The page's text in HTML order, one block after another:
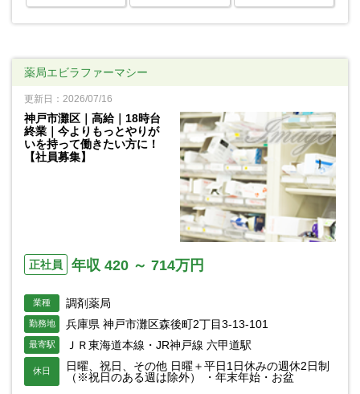
薬局エビラファーマシー
更新日：2026/07/16
神戸市灘区｜高給｜18時台
終業｜今よりもっとやりが
いを持って働きたい方に！
【社員募集】
正社員 年収 420 ～ 714万円
業種 調剤薬局
勤務地 兵庫県 神戸市灘区森後町2丁目3-13-101
最寄駅 ＪＲ東海道本線・JR神戸線 六甲道駅
休日
日曜、祝日、その他 日曜＋平日1日休みの週休2日制
（※祝日のある週は除外） ・年末年始・お盆